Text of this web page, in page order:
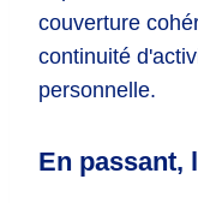
couverture
continuité
personnelle.
En passant,